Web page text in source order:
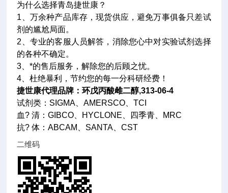
为什么选择青岛捷世康？
1、万余种产品库存，现货供应，避免万事俱备只差试
剂的尴尬局面。
2、专业的客服人员解答，消除您心中对实验试剂选择
的各种不确定。
3、*的售后服务，解除您的后顾之忧。
4、杜绝暴利，节约您的每一分科研经费！
捷世康代理品牌：环戊丙酸雌二醇,313-06-4
试剂类：SIGMA、AMERSCO、TCI
血? 清：GIBCO、HYCLONE、四季青、MRC
抗? 体：ABCAM、SANTA、CST
二维码